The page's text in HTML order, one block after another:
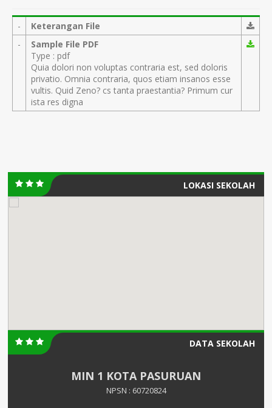
-
Keterangan File
-
Sample File PDF
Type : pdf
Quia dolori non voluptas contraria est, sed doloris
privatio. Omnia contraria, quos etiam insanos esse
vultis. Quid Zeno? cs tanta praestantia? Primum cur
ista res digna
LOKASI SEKOLAH
DATA SEKOLAH
MIN 1 KOTA PASURUAN
NPSN : 60720824